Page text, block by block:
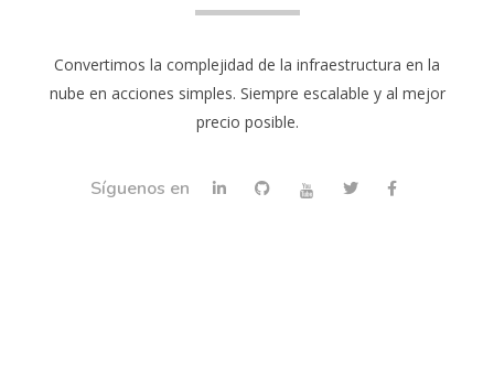
Convertimos la complejidad de la infraestructura en la
nube en acciones simples. Siempre escalable y al mejor
precio posible.
Síguenos en